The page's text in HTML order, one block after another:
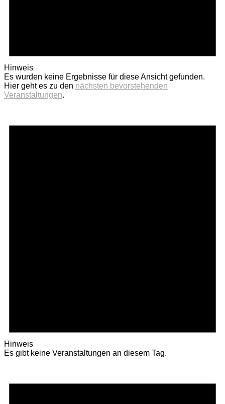
Hinweis
Es wurden keine Ergebnisse für diese Ansicht gefunden.
Hier geht es zu den nächsten bevorstehenden
Veranstaltungen.
Hinweis
Es gibt keine Veranstaltungen an diesem Tag.